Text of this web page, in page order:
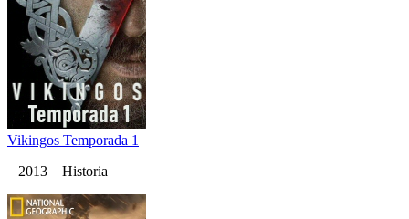
Vikingos Temporada 1
2013 Historia